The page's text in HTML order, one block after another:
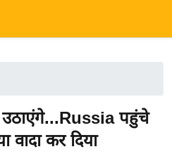
उठाएंगे...Russia पहुंचे
वादा कर दिया